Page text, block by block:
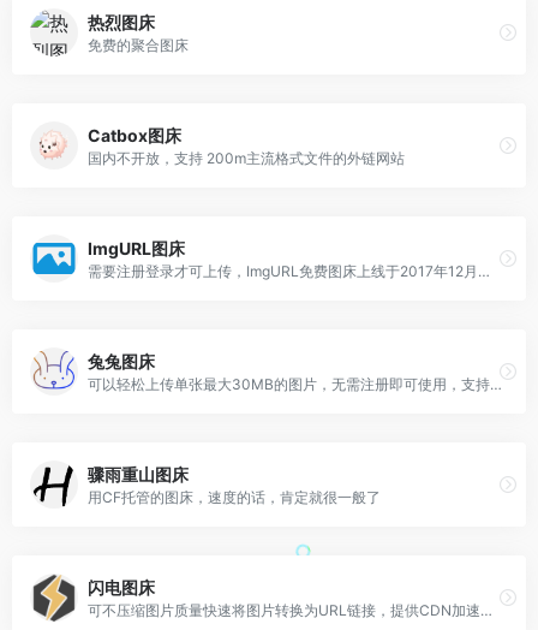
热烈图床
免费的聚合图床
Catbox图床
国内不开放，支持 200m主流格式文件的外链网站
ImgURL图床
需要注册登录才可上传，ImgURL免费图床上线于2017年12月，累积托管图片超过100万
兔兔图床
可以轻松上传单张最大30MB的图片，无需注册即可使用，支持多种图片格式
骤雨重山图床
用CF托管的图床，速度的话，肯定就很一般了
闪电图床
可不压缩图片质量快速将图片转换为URL链接，提供CDN加速，支持对接PicGo、wordpress、typecho等浏览器扩展。